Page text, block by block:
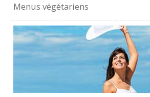
Menus végétariens